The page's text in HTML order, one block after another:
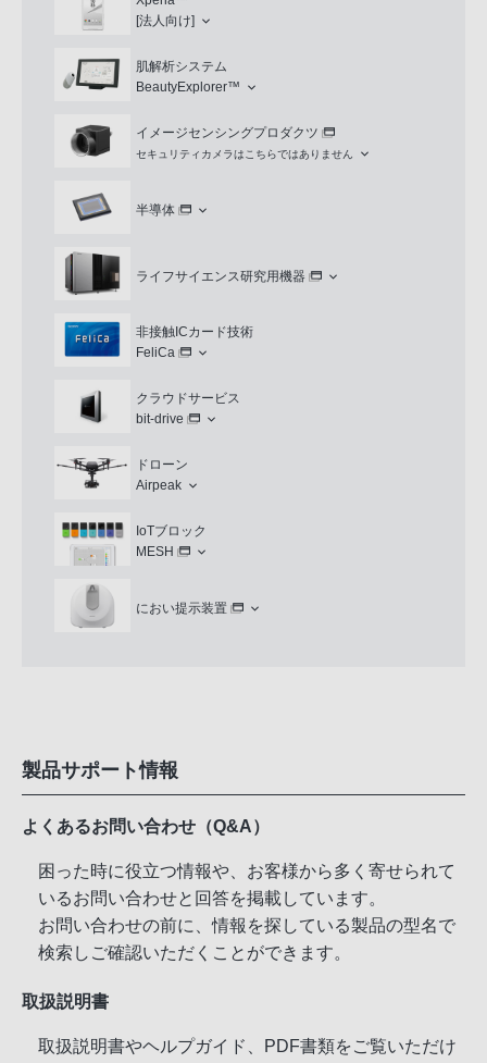
[法人向け]
肌解析システム
BeautyExplorer™
イメージセンシングプロダクツ
セキュリティカメラはこちらではありません
半導体
ライフサイエンス研究用機器
非接触ICカード技術
FeliCa
クラウドサービス
bit-drive
ドローン
Airpeak
IoTブロック
MESH
におい提示装置
製品サポート情報
よくあるお問い合わせ（Q&A）
困った時に役立つ情報や、お客様から多く寄せられて
いるお問い合わせと回答を掲載しています。
お問い合わせの前に、情報を探している製品の型名で
検索しご確認いただくことができます。
取扱説明書
取扱説明書やヘルプガイド、PDF書類をご覧いただけ